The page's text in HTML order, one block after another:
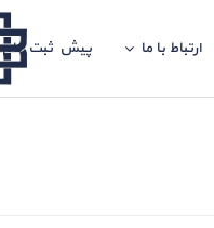
ارتباط با ما پیش ثبت نام